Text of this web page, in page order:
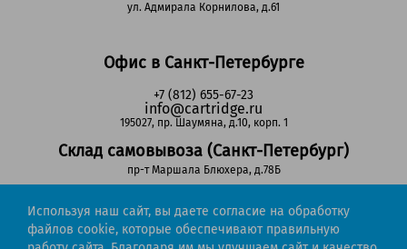
ул. Адмирала Корнилова, д.61
Офис в Санкт-Петербурге
+7 (812) 655-67-23
info@cartridge.ru
195027, пр. Шаумяна, д.10, корп. 1
Склад самовывоза (Санкт-Петербург)
пр-т Маршала Блюхера, д.78Б
Регионы РФ
Используя наш сайт, вы даете согласие на обработку
файлов cookie, которые обеспечивают правильную